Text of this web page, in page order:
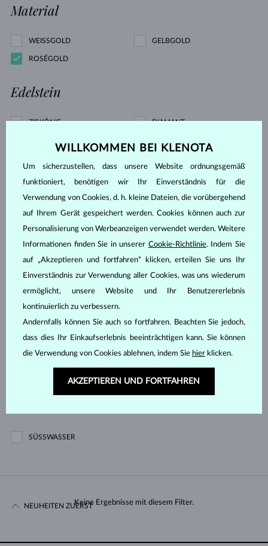
Material
WEISSGOLD GELBGOLD
ROSÉGOLD
Edelstein
ZIRKÓNIE DIAMANT
MORGANIT
RHODOLITH TOPAS
ROSA TURMALIN OHNE EDELSTEIN
Preis
Schliff
SÜSSWASSER
Keine Ergebnisse mit diesem Filter.
NEUHEITEN ZUERST
WILLKOMMEN BEI KLENOTA
Um sicherzustellen, dass unsere Website ordnungsgemäß
funktioniert, benötigen wir Ihr Einverständnis für die
Verwendung von Cookies, d. h. kleine Dateien, die vorübergehend
auf Ihrem Gerät gespeichert werden. Cookies können auch zur
Personalisierung von Werbeanzeigen verwendet werden. Weitere
Informationen finden Sie in unserer Cookie-Richtlinie. Indem Sie
auf „Akzeptieren und fortfahren“ klicken, erteilen Sie uns Ihr
Einverständnis zur Verwendung aller Cookies, was uns wiederum
ermöglicht, unsere Website und Ihr Benutzererlebnis
kontinuierlich zu verbessern.
Andernfalls können Sie auch so fortfahren. Beachten Sie jedoch,
dass dies Ihr Einkaufserlebnis beeinträchtigen kann. Sie können
die Verwendung von Cookies ablehnen, indem Sie hier klicken.
AKZEPTIEREN UND FORTFAHREN